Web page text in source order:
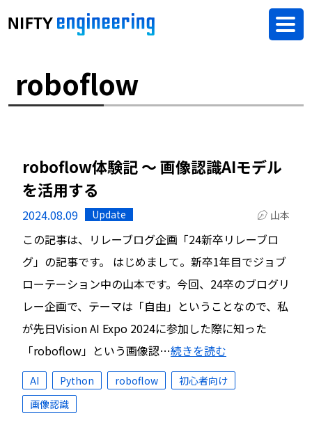
roboflow
roboflow体験記 ～ 画像認識AIモデル
を活用する
2024.08.09 Update 山本
この記事は、リレーブログ企画「24新卒リレーブロ
グ」の記事です。 はじめまして。新卒1年目でジョブ
ローテーション中の山本です。今回、24卒のブログリ
レー企画で、テーマは「自由」ということなので、私
が先日Vision AI Expo 2024に参加した際に知った
「roboflow」という画像認…続きを読む
AI Python roboflow
初心者向け
画像認識